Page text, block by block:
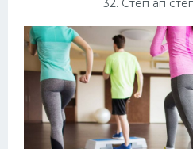
32. Степ ап